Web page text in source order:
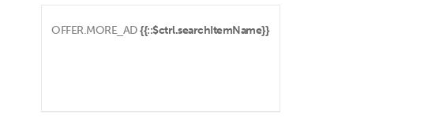
OFFER.MORE_AD {{::$ctrl.searchItemName}}